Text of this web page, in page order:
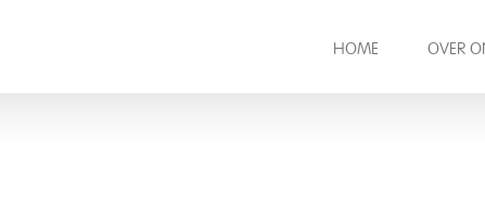
HOME OVER